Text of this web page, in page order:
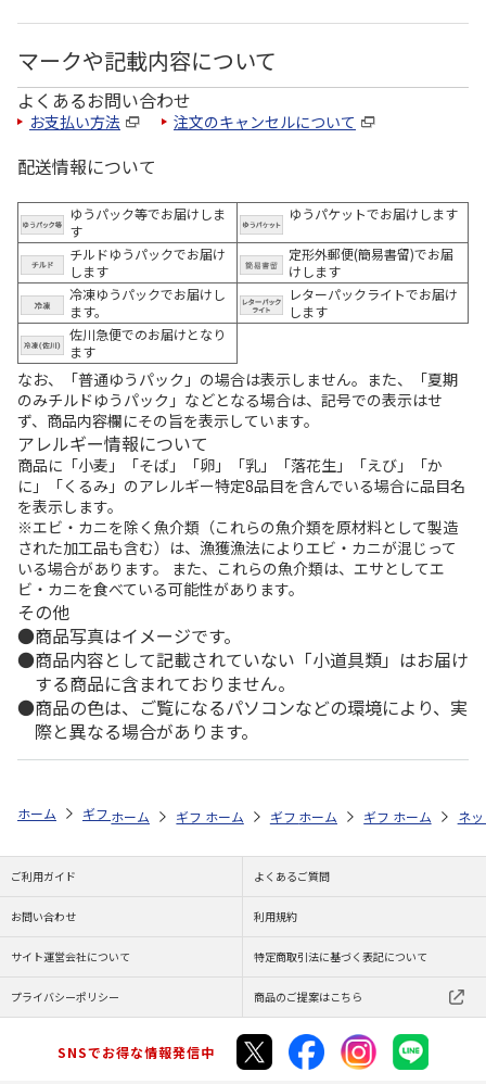
マークや記載内容について
よくあるお問い合わせ
お支払い方法 注文のキャンセルについて
配送情報について
ゆうパック等でお届けしま
す
ゆうパケットでお届けします
チルドゆうパックでお届け
します
定形外郵便(簡易書留)でお届
けします
冷凍ゆうパックでお届けし
ます。
レターパックライトでお届け
します
佐川急便でのお届けとなり
ます
なお、「普通ゆうパック」の場合は表示しません。また、「夏期
のみチルドゆうパック」などとなる場合は、記号での表示はせ
ず、商品内容欄にその旨を表示しています。
アレルギー情報について
商品に「小麦」「そば」「卵」「乳」「落花生」「えび」「か
に」「くるみ」のアレルギー特定8品目を含んでいる場合に品目名
を表示します。
※エビ・カニを除く魚介類（これらの魚介類を原材料として製造
された加工品も含む）は、漁獲漁法によりエビ・カニが混じって
いる場合があります。 また、これらの魚介類は、エサとしてエ
ビ・カニを食べている可能性があります。
その他
商品写真はイメージです。
商品内容として記載されていない「小道具類」はお届け
する商品に含まれておりません。
商品の色は、ご覧になるパソコンなどの環境により、実
際と異なる場合があります。
ホーム ギフト通販 商品ジャンル カタログギフト 防災カタログ
ホーム ギフト通販 商品ジャンル カタログギフト
ホーム ギフト通販 商品ジャンル 名
ホーム ギフト通販 商
ホーム ネ
ご利用ガイド よくあるご質問
お問い合わせ 利用規約
サイト運営会社について 特定商取引法に基づく表記について
プライバシーポリシー 商品のご提案はこちら
SNSでお得な情報発信中